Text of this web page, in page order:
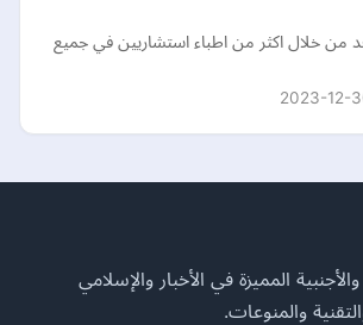
خلال اكثر من اطباء استشاريين في جميع
2023-12-
المميزة في الأخبار والإسلامي
والمنوعات.